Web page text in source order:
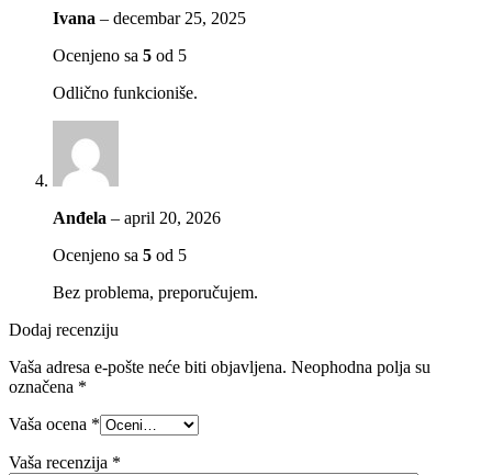
Ivana – decembar 25, 2025
Ocenjeno sa 5 od 5
Odlično funkcioniše.
Anđela – april 20, 2026
Ocenjeno sa 5 od 5
Bez problema, preporučujem.
Dodaj recenziju
Vaša adresa e-pošte neće biti objavljena. Neophodna polja su
označena *
Vaša ocena *
Vaša recenzija *